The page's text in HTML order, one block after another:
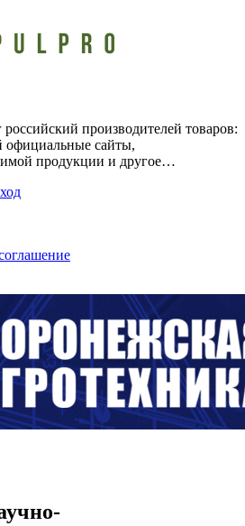
российский производителей товаров:
официальные сайты,
продукции и другое…